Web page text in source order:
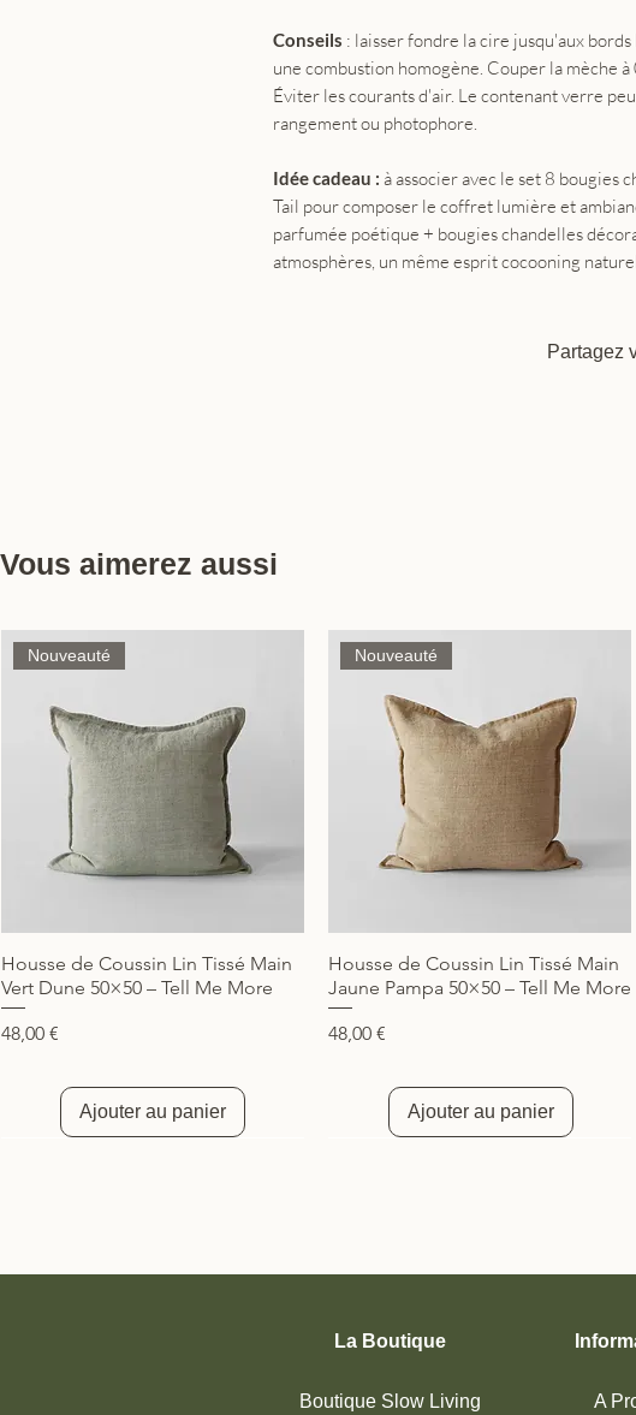
Conseils : laisser fondre la cire jusqu'aux
une combustion homogène. Couper la mèche
Éviter les courants d'air. Le contenant verre
rangement ou photophore.
Idée cadeau : à associer avec le set 8 bougies
Tail pour composer le coffret lumière et
parfumée poétique + bougies chandelles
atmosphères, un même esprit cocooning
Partagez
Vous aimerez aussi
Aperçu rapide
Nouveauté
Housse de Coussin Lin Tissé Main
Vert Dune 50×50 – Tell Me More
Prix
48,00 €
Ajouter au panier
Aperçu rapide
Nouveauté
Housse de Coussin Lin Tissé Main
Jaune Pampa 50×50 – Tell Me More
Prix
48,00 €
Ajouter au panier
La Boutique
Boutique Slow Living A